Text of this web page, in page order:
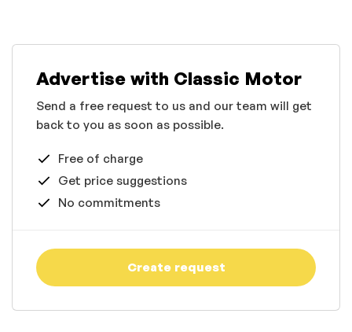
Advertise with Classic Motor
Send a free request to us and our team will get
back to you as soon as possible.
Free of charge
Get price suggestions
No commitments
Create request